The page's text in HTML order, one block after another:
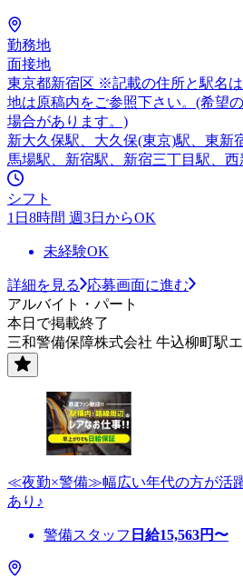
勤務地
面接地
東京都新宿区 ※記載の住所と駅名
地は原稿内をご参照下さい。(希望
場合があります。)
新大久保駅、大久保(東京)駅、東新
馬場駅、新宿駅、新宿三丁目駅、
シフト
1日8時間 週3日からOK
未経験OK
詳細を見る
応募画面に進む
アルバイト・パート
本日で掲載終了
三和警備保障株式会社 牛込柳町駅
≪夜勤×警備≫幅広い年代の方が活
あり♪
警備スタッフ 日給15,563円〜